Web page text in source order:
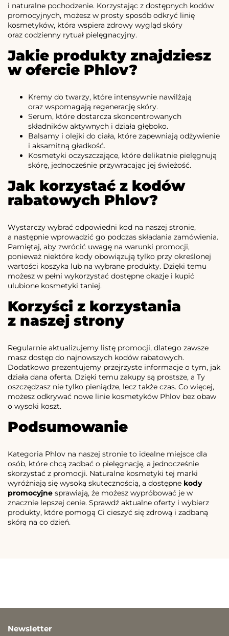
i naturalne pochodzenie. Korzystając z dostępnych kodów
promocyjnych, możesz w prosty sposób odkryć linię
kosmetyków, która wspiera zdrowy wygląd skóry
oraz codzienny rytuał pielęgnacyjny.
Jakie produkty znajdziesz
w ofercie Phlov?
Kremy do twarzy, które intensywnie nawilżają
oraz wspomagają regenerację skóry.
Serum, które dostarcza skoncentrowanych
składników aktywnych i działa głęboko.
Balsamy i olejki do ciała, które zapewniają odżywienie
i aksamitną gładkość.
Kosmetyki oczyszczające, które delikatnie pielęgnują
skórę, jednocześnie przywracając jej świeżość.
Jak korzystać z kodów
rabatowych Phlov?
Wystarczy wybrać odpowiedni kod na naszej stronie,
a następnie wprowadzić go podczas składania zamówienia.
Pamiętaj, aby zwrócić uwagę na warunki promocji,
ponieważ niektóre kody obowiązują tylko przy określonej
wartości koszyka lub na wybrane produkty. Dzięki temu
możesz w pełni wykorzystać dostępne okazje i kupić
ulubione kosmetyki taniej.
Korzyści z korzystania
z naszej strony
Regularnie aktualizujemy listę promocji, dlatego zawsze
masz dostęp do najnowszych kodów rabatowych.
Dodatkowo prezentujemy przejrzyste informacje o tym, jak
działa dana oferta. Dzięki temu zakupy są prostsze, a Ty
oszczędzasz nie tylko pieniądze, lecz także czas. Co więcej,
możesz odkrywać nowe linie kosmetyków Phlov bez obaw
o wysoki koszt.
Podsumowanie
Kategoria Phlov na naszej stronie to idealne miejsce dla
osób, które chcą zadbać o pielęgnację, a jednocześnie
skorzystać z promocji. Naturalne kosmetyki tej marki
wyróżniają się wysoką skutecznością, a dostępne kody
promocyjne sprawiają, że możesz wypróbować je w
znacznie lepszej cenie. Sprawdź aktualne oferty i wybierz
produkty, które pomogą Ci cieszyć się zdrową i zadbaną
skórą na co dzień.
Newsletter